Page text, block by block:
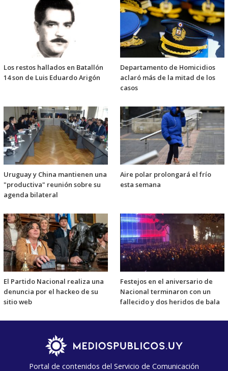
Los restos hallados en Batallón
14 son de Luis Eduardo Arigón
Departamento de Homicidios
aclaró más de la mitad de los
casos
Uruguay y China mantienen una
"productiva" reunión sobre su
agenda bilateral
Aire polar prolongará el frío
esta semana
El Partido Nacional realiza una
denuncia por el hackeo de su
sitio web
Festejos en el aniversario de
Nacional terminaron con un
fallecido y dos heridos de bala
Portal de contenidos del Servicio de Comunicación